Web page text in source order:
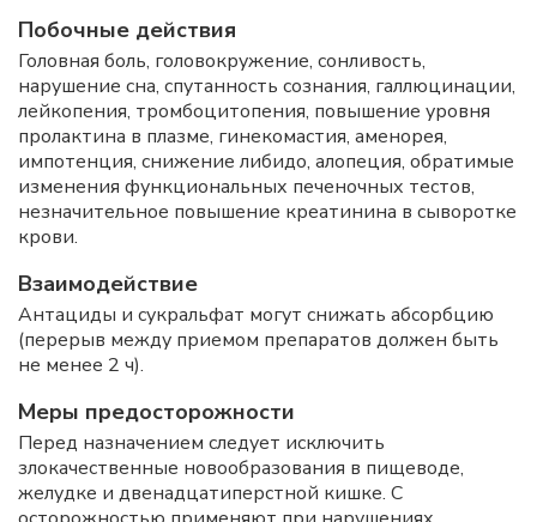
Побочные действия
Головная боль, головокружение, сонливость,
нарушение сна, спутанность сознания, галлюцинации,
лейкопения, тромбоцитопения, повышение уровня
пролактина в плазме, гинекомастия, аменорея,
импотенция, снижение либидо, алопеция, обратимые
изменения функциональных печеночных тестов,
незначительное повышение креатинина в сыворотке
крови.
Взаимодействие
Антациды и сукральфат могут снижать абсорбцию
(перерыв между приемом препаратов должен быть
не менее 2 ч).
Меры предосторожности
Перед назначением следует исключить
злокачественные новообразования в пищеводе,
желудке и двенадцатиперстной кишке. С